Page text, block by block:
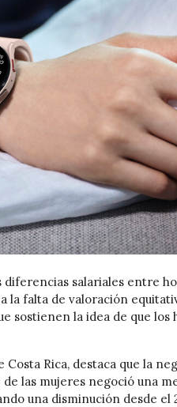
diferencias salariales entre
la falta de valoración
sostienen la idea de que los
Rica, destaca que la
de las mujeres negoció una
una disminución desde el